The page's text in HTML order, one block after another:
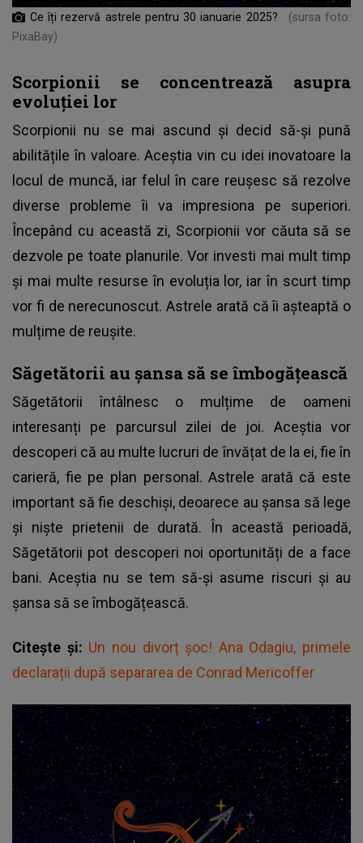
Ce îți rezervă astrele pentru 30 ianuarie 2025?
(sursa foto:
PixaBay)
Scorpionii se concentrează asupra
evoluției lor
Scorpionii nu se mai ascund și decid să-și pună
abilitățile în valoare. Aceștia vin cu idei inovatoare la
locul de muncă, iar felul în care reușesc să rezolve
diverse probleme îi va impresiona pe superiori.
Începând cu această zi, Scorpionii vor căuta să se
dezvole pe toate planurile. Vor investi mai mult timp
și mai multe resurse în evoluția lor, iar în scurt timp
vor fi de nerecunoscut. Astrele arată că îi așteaptă o
mulțime de reușite.
Săgetătorii au șansa să se îmbogățească
Săgetătorii întâlnesc o mulțime de oameni
interesanți pe parcursul zilei de joi. Aceștia vor
descoperi că au multe lucruri de învățat de la ei, fie în
carieră, fie pe plan personal. Astrele arată că este
important să fie deschiși, deoarece au șansa să lege
și niște prietenii de durată. În această perioadă,
Săgetătorii pot descoperi noi oportunități de a face
bani. Aceștia nu se tem să-și asume riscuri și au
șansa să se îmbogățească.
Citește și: Un nou divorț șoc! Ana Odagiu, primele
declarații după separarea de Conrad Mericoffer